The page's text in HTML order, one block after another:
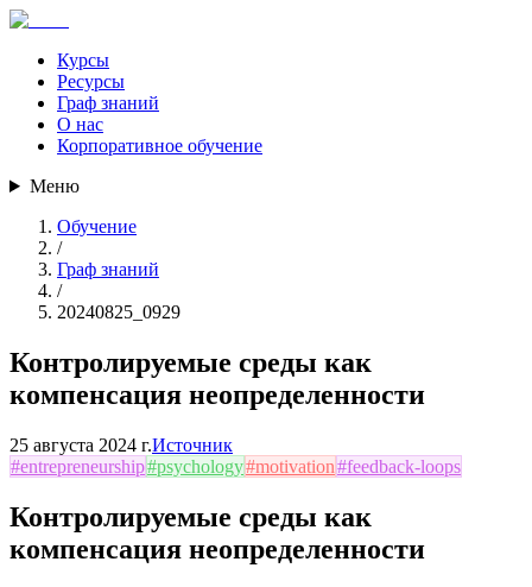
Курсы
Ресурсы
Граф знаний
О нас
Корпоративное обучение
Меню
Обучение
/
Граф знаний
/
20240825_0929
Контролируемые среды как
компенсация неопределенности
25 августа 2024 г.Источник
#entrepreneurship#psychology#motivation#feedback-loops
Контролируемые среды как
компенсация неопределенности